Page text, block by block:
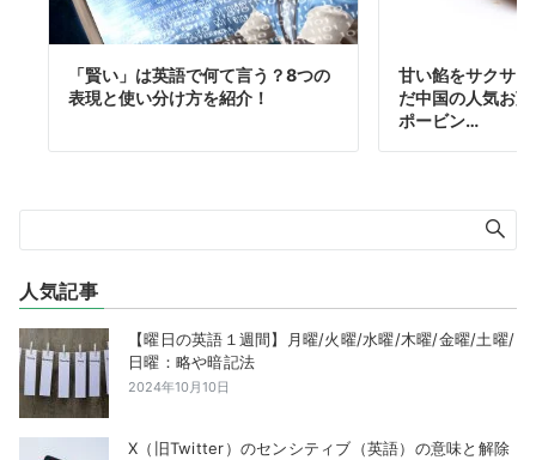
「賢い」は英語で何て言う？8つの
表現と使い分け方を紹介！
甘い餡をサクサ
だ中国の人気お
ポービン…
人気記事
【曜日の英語１週間】月曜/火曜/水曜/木曜/金曜/土曜/
日曜：略や暗記法
2024年10月10日
X（旧Twitter）のセンシティブ（英語）の意味と解除